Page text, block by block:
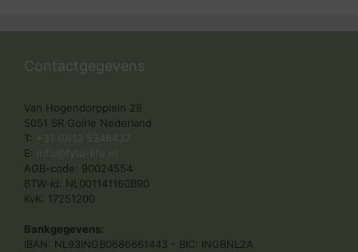
Contactgegevens
Van Hogendorpplein 28
5051 SR Goirle Nederland
T: +31 (0)13 5346437
E: info@fyto-life.nl
AGB-code: 90024554
BTW-id: NL001141160B90
KvK: 17251200
Bankgegevens:
IBAN: NL93INGB0686661443 - BIC: INGBNL2A